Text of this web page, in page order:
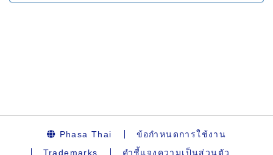
Phasa Thai
ข้อกำหนดการใช้งาน
Trademarks
คำชี้แจงความเป็นส่วนตัว